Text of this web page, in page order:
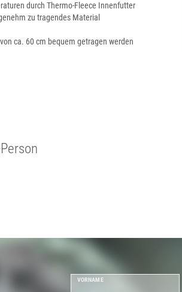
durch Thermo-Fleece Innenfutter
zu tragendes Material
ca. 60 cm bequem getragen werden
VORNAME